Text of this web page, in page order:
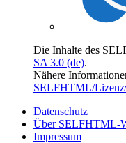
Die Inhalte des
SA 3.0 (de).
Nähere
SELFHTML/
Datenschutz
Über SELFHTML-
Impressum